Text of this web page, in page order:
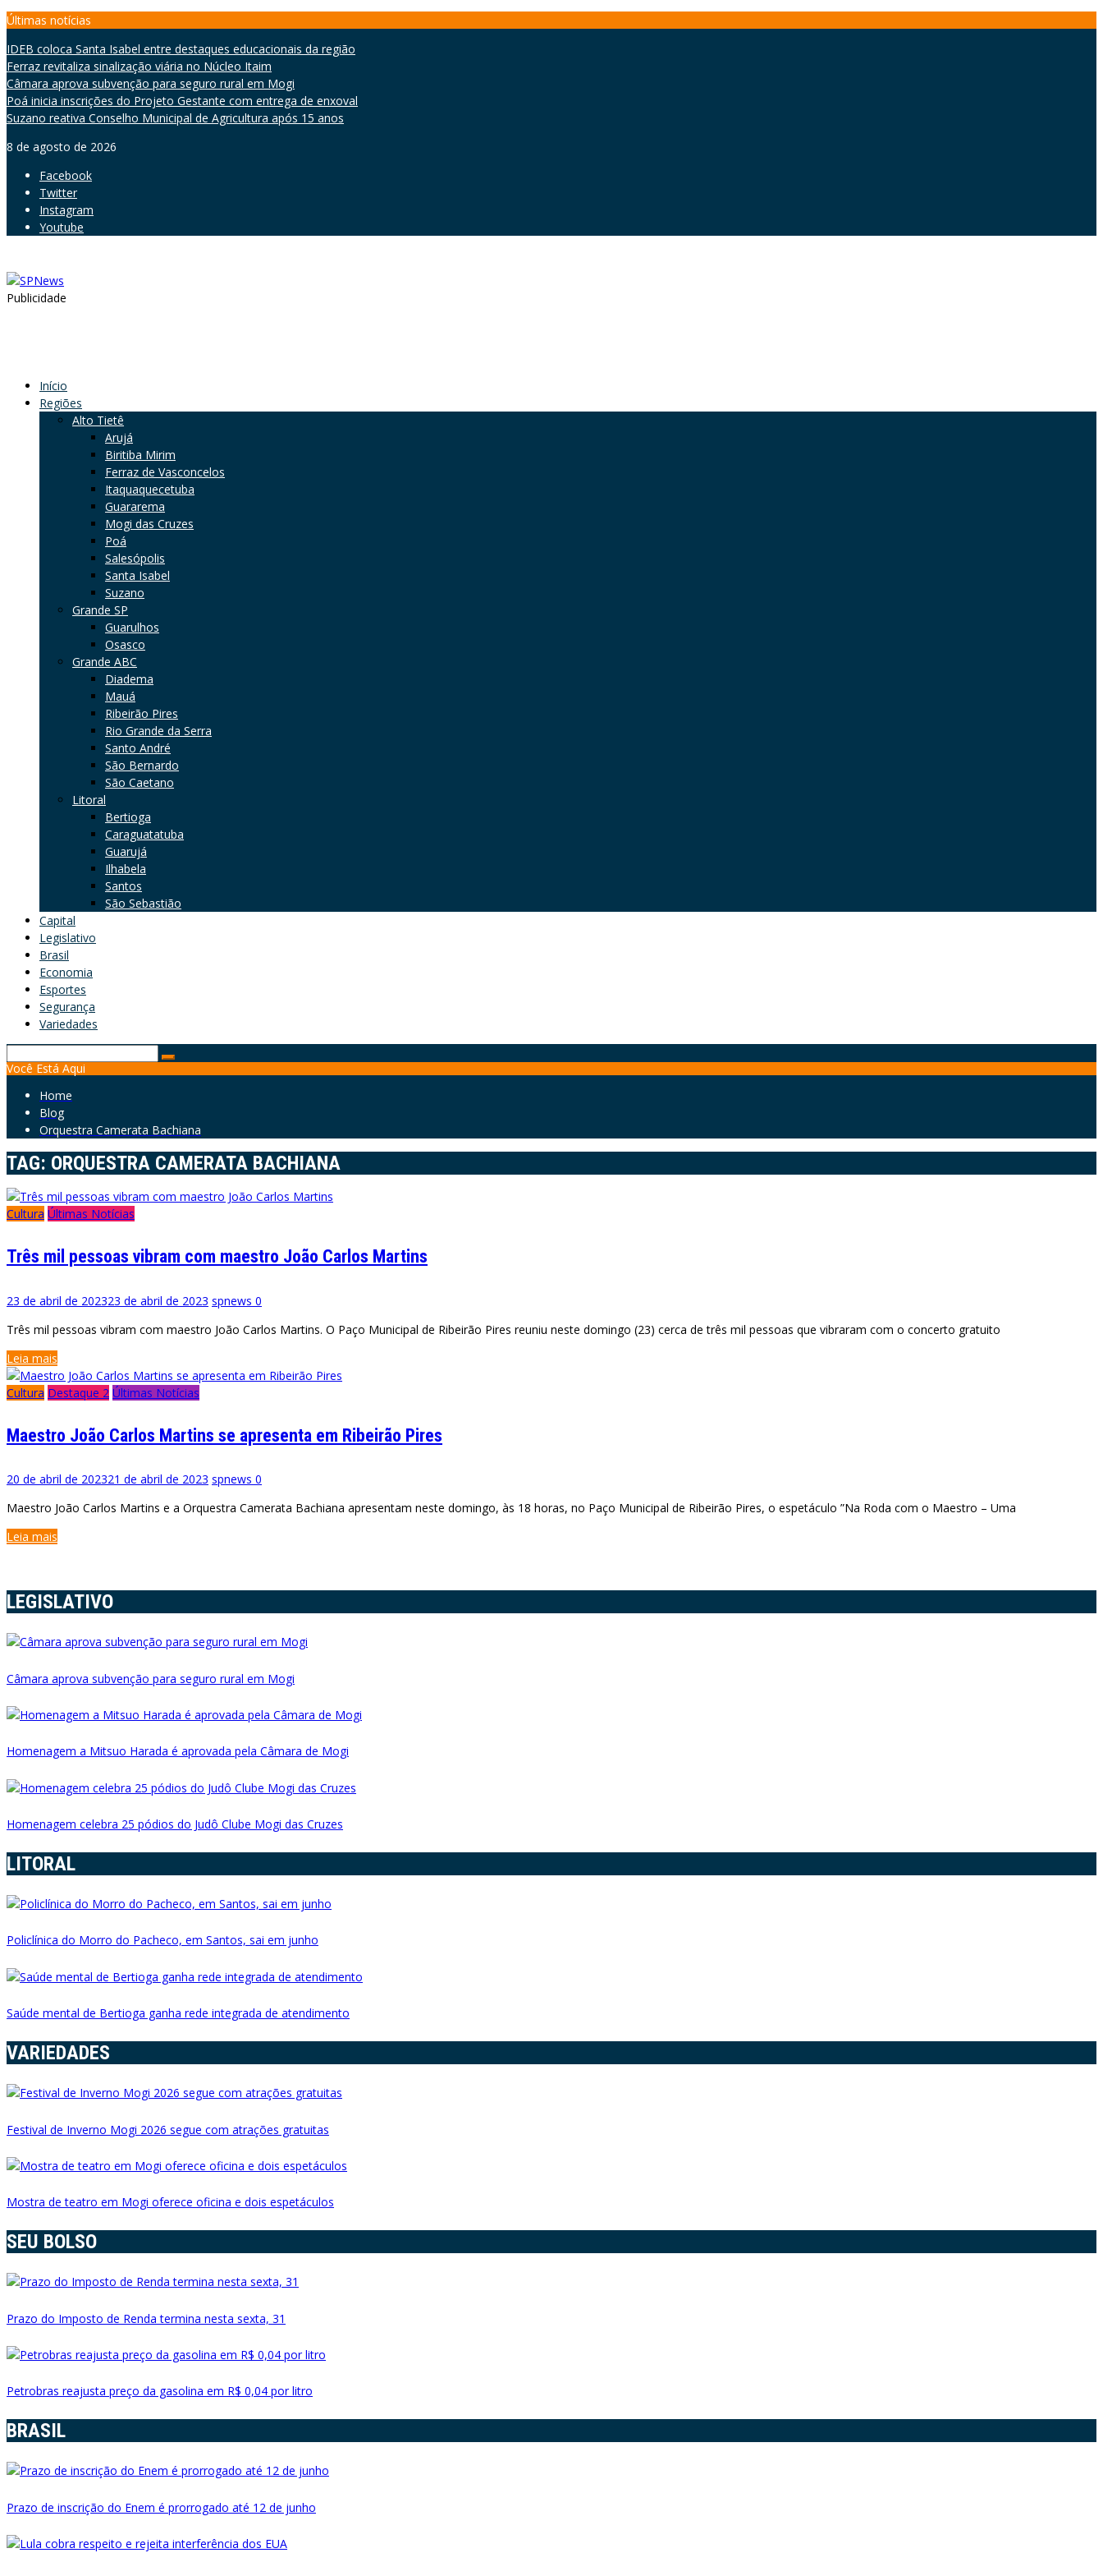
Skip
content
Últimas notícias
IDEB coloca Santa Isabel entre destaques educacionais da região
Ferraz revitaliza sinalização viária no Núcleo Itaim
Câmara aprova subvenção para seguro rural em Mogi
Poá inicia inscrições do Projeto Gestante com entrega de enxoval
Suzano reativa Conselho Municipal de Agricultura após 15 anos
8 de agosto de 2026
Facebook
Twitter
Instagram
Youtube
Publicidade
Início
Regiões
Alto Tietê
Arujá
Biritiba Mirim
Ferraz de Vasconcelos
Itaquaquecetuba
Guararema
Mogi das Cruzes
Poá
Salesópolis
Santa Isabel
Suzano
Grande SP
Guarulhos
Osasco
Grande ABC
Diadema
Mauá
Ribeirão Pires
Rio Grande da Serra
Santo André
São Bernardo
São Caetano
Litoral
Bertioga
Caraguatatuba
Guarujá
Ilhabela
Santos
São Sebastião
Capital
Legislativo
Brasil
Economia
Esportes
Segurança
Variedades
for:
Você Está Aqui
Home
Blog
Orquestra Camerata Bachiana
TAG: ORQUESTRA CAMERATA BACHIANA
Cultura Últimas Notícias
Três mil pessoas vibram com maestro João Carlos Martins
23 de abril de 202323 de abril de 2023 spnews 0
Três mil pessoas vibram com maestro João Carlos Martins. O Paço Municipal de Ribeirão Pires reuniu neste domingo (23) cerca de três mil pessoas que vibraram com o concerto gratuito
Leia mais
Cultura Destaque 2 Últimas Notícias
Maestro João Carlos Martins se apresenta em Ribeirão Pires
20 de abril de 202321 de abril de 2023 spnews 0
Maestro João Carlos Martins e a Orquestra Camerata Bachiana apresentam neste domingo, às 18 horas, no Paço Municipal de Ribeirão Pires, o espetáculo ”Na Roda com o Maestro – Uma
Leia mais
LEGISLATIVO
Câmara aprova subvenção para seguro rural em Mogi
Homenagem a Mitsuo Harada é aprovada pela Câmara de Mogi
Homenagem celebra 25 pódios do Judô Clube Mogi das Cruzes
LITORAL
Policlínica do Morro do Pacheco, em Santos, sai em junho
Saúde mental de Bertioga ganha rede integrada de atendimento
VARIEDADES
Festival de Inverno Mogi 2026 segue com atrações gratuitas
Mostra de teatro em Mogi oferece oficina e dois espetáculos
SEU BOLSO
Prazo do Imposto de Renda termina nesta sexta, 31
Petrobras reajusta preço da gasolina em R$ 0,04 por litro
BRASIL
Prazo de inscrição do Enem é prorrogado até 12 de junho